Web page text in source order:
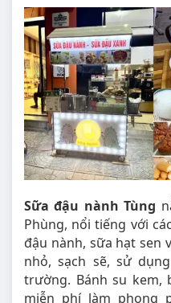
Sữa đậu nành Tùng
Phùng, nổi tiếng với
đậu nành, sữa hạt sen
nhỏ, sạch sẽ, sử
trường. Bánh su kem,
miễn phí làm phong